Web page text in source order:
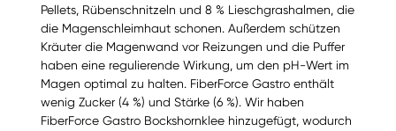
Pellets, Rübenschnitzeln und 8 % Lieschgrashalmen, die
die Magenschleimhaut schonen. Außerdem schützen
Kräuter die Magenwand vor Reizungen und die Puffer
haben eine regulierende Wirkung, um den pH-Wert im
Magen optimal zu halten. FiberForce Gastro enthält
wenig Zucker (4 %) und Stärke (6 %). Wir haben
FiberForce Gastro Bockshornklee hinzugefügt, wodurch